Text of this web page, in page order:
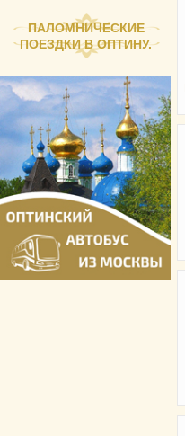
ПАЛОМНИЧЕСКИЕ
ПОЕЗДКИ В ОПТИНУ.